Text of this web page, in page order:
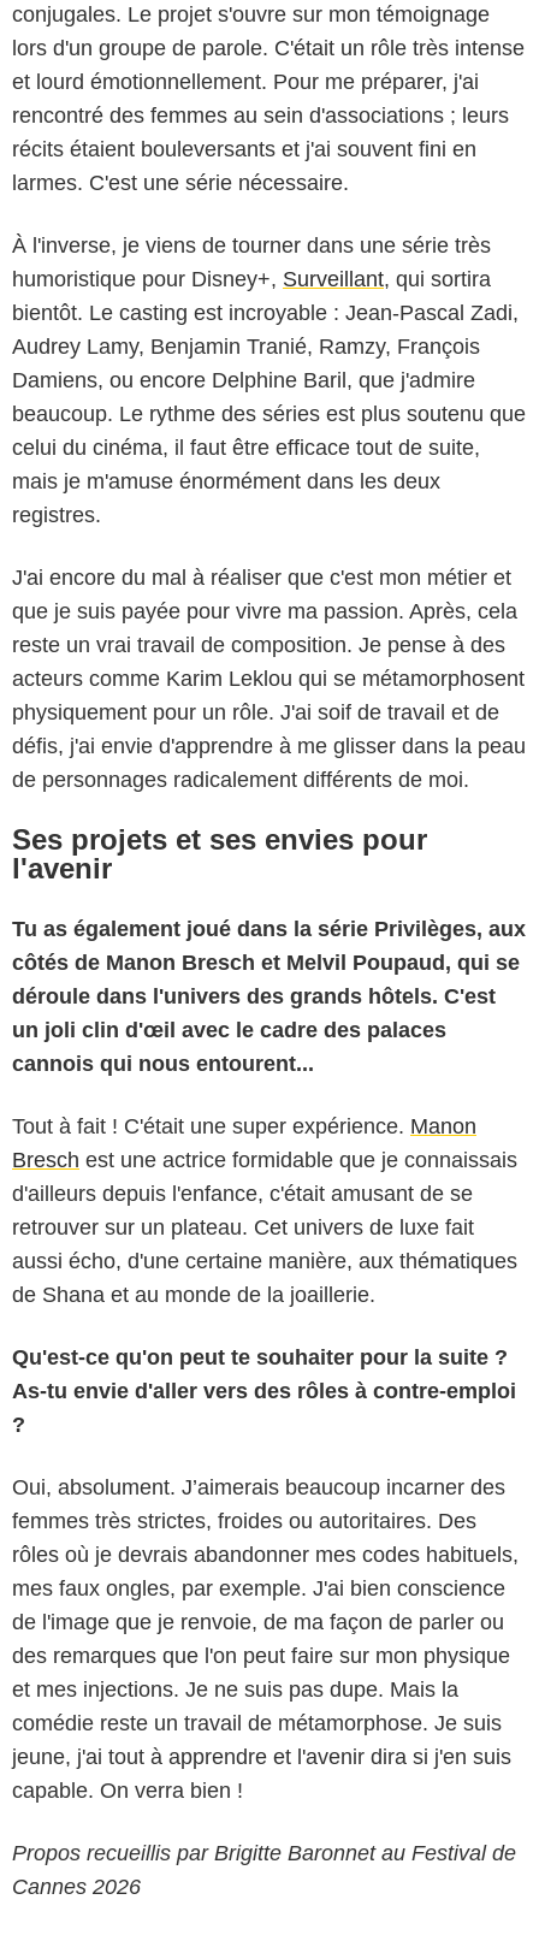
conjugales. Le projet s'ouvre sur mon témoignage
lors d'un groupe de parole. C'était un rôle très intense
et lourd émotionnellement. Pour me préparer, j'ai
rencontré des femmes au sein d'associations ; leurs
récits étaient bouleversants et j'ai souvent fini en
larmes. C'est une série nécessaire.
À l'inverse, je viens de tourner dans une série très
humoristique pour Disney+, Surveillant, qui sortira
bientôt. Le casting est incroyable : Jean-Pascal Zadi,
Audrey Lamy, Benjamin Tranié, Ramzy, François
Damiens, ou encore Delphine Baril, que j'admire
beaucoup. Le rythme des séries est plus soutenu que
celui du cinéma, il faut être efficace tout de suite,
mais je m'amuse énormément dans les deux
registres.
J'ai encore du mal à réaliser que c'est mon métier et
que je suis payée pour vivre ma passion. Après, cela
reste un vrai travail de composition. Je pense à des
acteurs comme Karim Leklou qui se métamorphosent
physiquement pour un rôle. J'ai soif de travail et de
défis, j'ai envie d'apprendre à me glisser dans la peau
de personnages radicalement différents de moi.
Ses projets et ses envies pour
l'avenir
Tu as également joué dans la série Privilèges, aux
côtés de Manon Bresch et Melvil Poupaud, qui se
déroule dans l'univers des grands hôtels. C'est
un joli clin d'œil avec le cadre des palaces
cannois qui nous entourent...
Tout à fait ! C'était une super expérience. Manon
Bresch est une actrice formidable que je connaissais
d'ailleurs depuis l'enfance, c'était amusant de se
retrouver sur un plateau. Cet univers de luxe fait
aussi écho, d'une certaine manière, aux thématiques
de Shana et au monde de la joaillerie.
Qu'est-ce qu'on peut te souhaiter pour la suite ?
As-tu envie d'aller vers des rôles à contre-emploi
?
Oui, absolument. J’aimerais beaucoup incarner des
femmes très strictes, froides ou autoritaires. Des
rôles où je devrais abandonner mes codes habituels,
mes faux ongles, par exemple. J'ai bien conscience
de l'image que je renvoie, de ma façon de parler ou
des remarques que l'on peut faire sur mon physique
et mes injections. Je ne suis pas dupe. Mais la
comédie reste un travail de métamorphose. Je suis
jeune, j'ai tout à apprendre et l'avenir dira si j'en suis
capable. On verra bien !
Propos recueillis par Brigitte Baronnet au Festival de
Cannes 2026